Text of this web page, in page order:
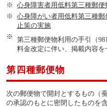
心身障害者用低料第三種郵
心身障がい者用低料第三種
止策の実施
第三種郵便物利用の手引（
料金改定に伴い、掲載内容を
第四種郵便物
次の郵便物で開封とするもの（
の承認のもとに密閉したものを